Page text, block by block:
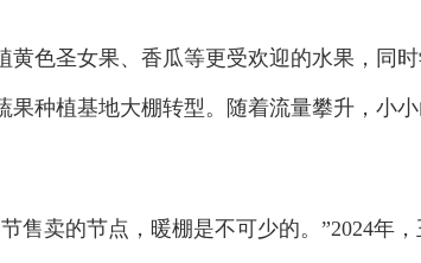
色圣女果、香瓜等更受欢迎的水果，同时
果种植基地大棚转型。随着流量攀升，小
卖的节点，暖棚是不可少的。”2024年，